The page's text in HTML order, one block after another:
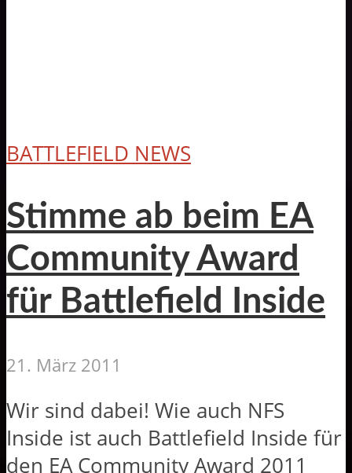
BATTLEFIELD NEWS
Stimme ab beim EA
Community Award
für Battlefield Inside
21. März 2011
Wir sind dabei! Wie auch NFS
Inside ist auch Battlefield Inside für
den EA Community Award 2011